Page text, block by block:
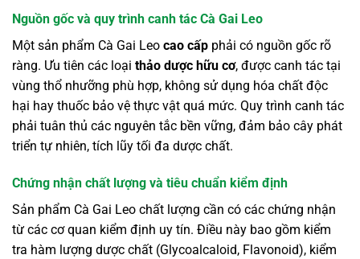
Nguồn gốc và quy trình canh tác Cà Gai Leo
Một sản phẩm Cà Gai Leo cao cấp phải có nguồn gốc rõ
ràng. Ưu tiên các loại thảo dược hữu cơ, được canh tác tại
vùng thổ nhưỡng phù hợp, không sử dụng hóa chất độc
hại hay thuốc bảo vệ thực vật quá mức. Quy trình canh tác
phải tuân thủ các nguyên tắc bền vững, đảm bảo cây phát
triển tự nhiên, tích lũy tối đa dược chất.
Chứng nhận chất lượng và tiêu chuẩn kiểm định
Sản phẩm Cà Gai Leo chất lượng cần có các chứng nhận
từ các cơ quan kiểm định uy tín. Điều này bao gồm kiểm
tra hàm lượng dược chất (Glycoalcaloid, Flavonoid), kiểm